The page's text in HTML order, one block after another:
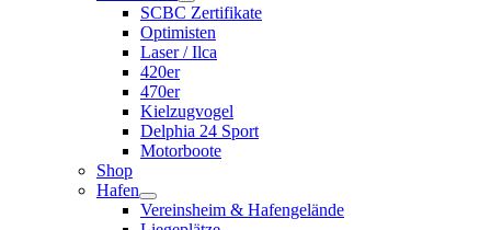
SCBC Zertifikate
Optimisten
Laser / Ilca
420er
470er
Kielzugvogel
Delphia 24 Sport
Motorboote
Shop
Hafen
Vereinsheim & Hafengelände